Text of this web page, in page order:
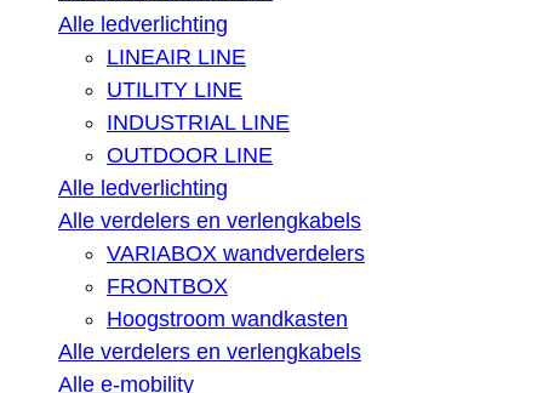
Alle ledverlichting
LINEAIR LINE
UTILITY LINE
INDUSTRIAL LINE
OUTDOOR LINE
Alle ledverlichting
Alle verdelers en verlengkabels
VARIABOX wandverdelers
FRONTBOX
Hoogstroom wandkasten
Alle verdelers en verlengkabels
Alle e-mobility